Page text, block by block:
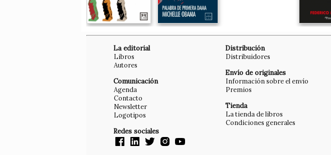
La editorial
Libros
Autores
Comunicación
Agenda
Contacto
Newsletter
Logotipos
Redes sociales
Distribución
Distribuidores
Envío de originales
Información sobre el envío
Premios
Tienda
La tienda de libros
Condiciones generales